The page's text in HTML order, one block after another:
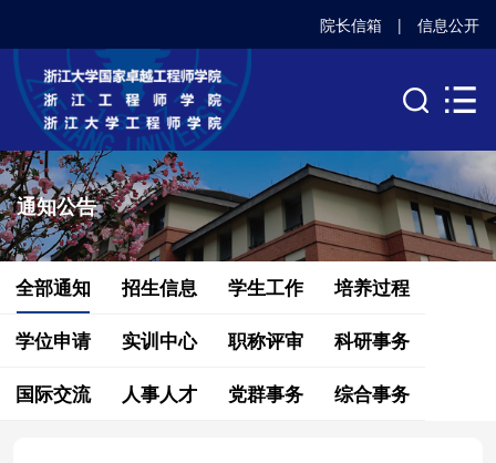
院长信箱 | 信息公开
通知公告
全部通知 招生信息 学生工作
培养过程
学位申请
实训中心 职称评审
科研事务
国际交流
人事人才 党群事务 综合事务